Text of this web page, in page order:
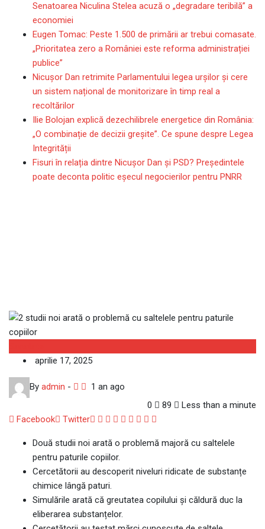
Senatoarea Niculina Stelea acuză o „degradare teribilă” a
economiei
Eugen Tomac: Peste 1.500 de primării ar trebui comasate.
„Prioritatea zero a României este reforma administrației
publice”
Nicușor Dan retrimite Parlamentului legea urșilor și cere
un sistem național de monitorizare în timp real a
recoltărilor
Ilie Bolojan explică dezechilibrele energetice din România:
„O combinație de decizii greșite”. Ce spune despre Legea
Integrității
Fisuri în relația dintre Nicușor Dan și PSD? Președintele
poate deconta politic eșecul negocierilor pentru PNRR
aprilie 17, 2025
By admin -
1 an ago
0
89
Less than a minute
Facebook
Twitter Google+
LinkedIn
Whatsapp
StumbleUpon
Tumblr
Pinterest
Reddit
Share
Email
Două studii noi arată o problemă majoră cu saltelele
pentru paturile copiilor.
Cercetătorii au descoperit niveluri ridicate de substanțe
chimice lângă paturi.
Simulările arată că greutatea copilului și căldură duc la
eliberarea substanțelor.